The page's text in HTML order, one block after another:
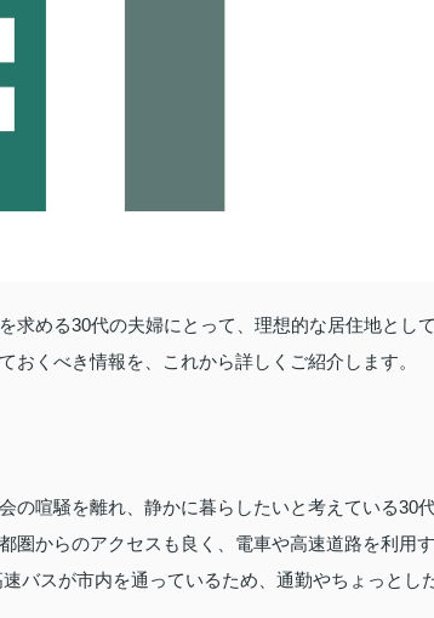
求める30代の夫婦にとって、理想的な居住地として
くべき情報を、これから詳しくご紹介します。
の喧騒を離れ、静かに暮らしたいと考えている30
圏からのアクセスも良く、電車や高速道路を利用す
バスが市内を通っているため、通勤やちょっとし